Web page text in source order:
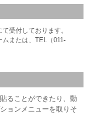
受付しております。
ム または、TEL（011-
ることができたり、動
ョンメニューを取りそ